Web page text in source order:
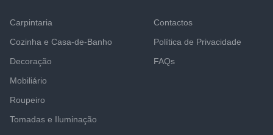
Carpintaria
Cozinha e Casa-de-Banho
Decoração
Mobiliário
Roupeiro
Tomadas e Iluminação
Contactos
Política de Privacidade
FAQs